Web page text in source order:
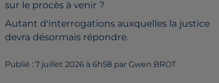
sur le procès à venir ?
Autant d'interrogations auxquelles la justice
devra désormais répondre.
Publié : 7 juillet 2026 à 6h58 par Gwen BROT